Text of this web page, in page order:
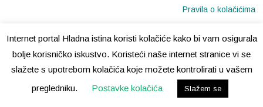
Pravila o kolačićima
Internet portal Hladna istina koristi kolačiće kako bi vam osigurala
bolje korisničko iskustvo. Koristeći naše internet stranice vi se
slažete s upotrebom kolačića koje možete kontrolirati u vašem
pregledniku.
Postavke kolačića Slažem se
Copyright © 2020 · Sva prava pridržana · Hladna Istina